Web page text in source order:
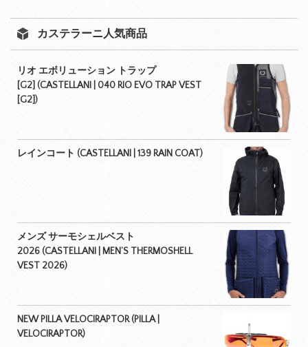
カステラーニ人気商品
リオ エボリューション トラップ
[G2] (CASTELLANI | 040 RIO EVO TRAP VEST
[G2])
レインコート (CASTELLANI | 139 RAIN COAT)
メンズ サーモシェルベスト
2026 (CASTELLANI | MEN’S THERMOSHELL
VEST 2026)
NEW PILLA VELOCIRAPTOR (PILLA |
VELOCIRAPTOR)